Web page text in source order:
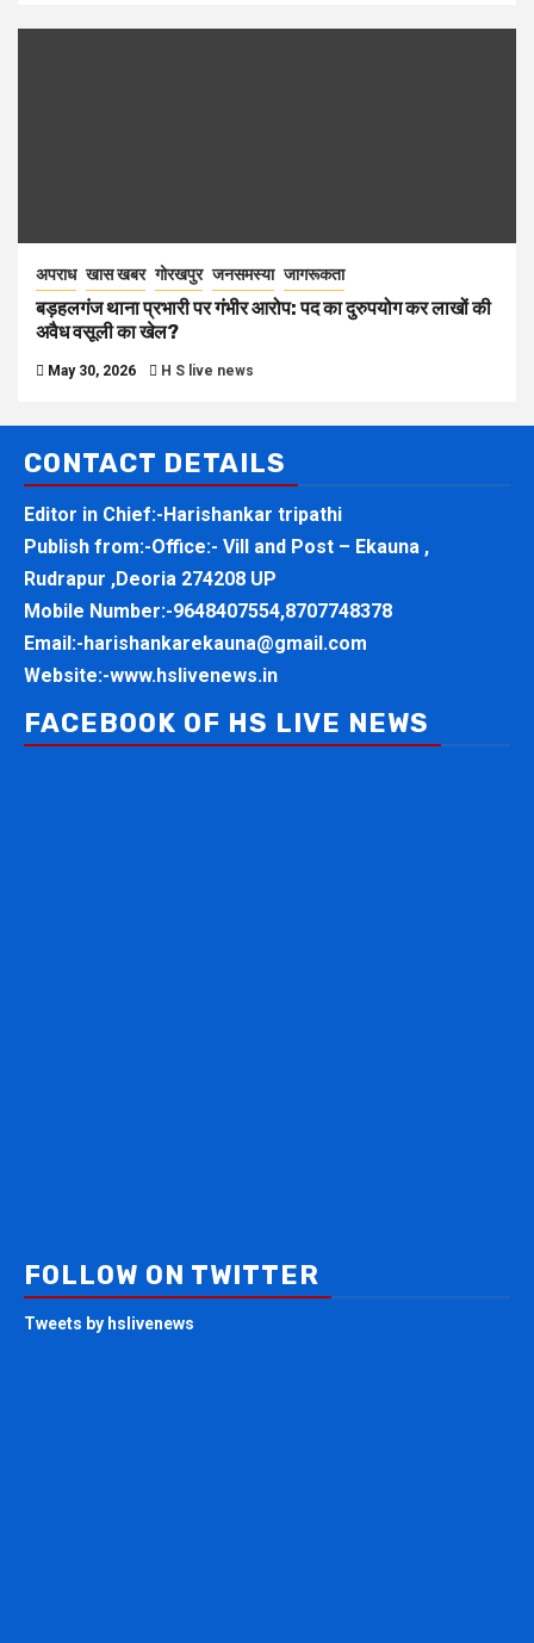
अपराध खास खबर गोरखपुर जनसमस्या जागरूकता
बड़हलगंज थाना प्रभारी पर गंभीर आरोप: पद का दुरुपयोग कर लाखों की
अवैध वसूली का खेल?
May 30, 2026 H S live news
CONTACT DETAILS
Editor in Chief:-Harishankar tripathi
Publish from:-Office:- Vill and Post – Ekauna ,
Rudrapur ,Deoria 274208 UP
Mobile Number:-9648407554,8707748378
Email:-harishankarekauna@gmail.com
Website:-www.hslivenews.in
FACEBOOK OF HS LIVE NEWS
FOLLOW ON TWITTER
Tweets by hslivenews